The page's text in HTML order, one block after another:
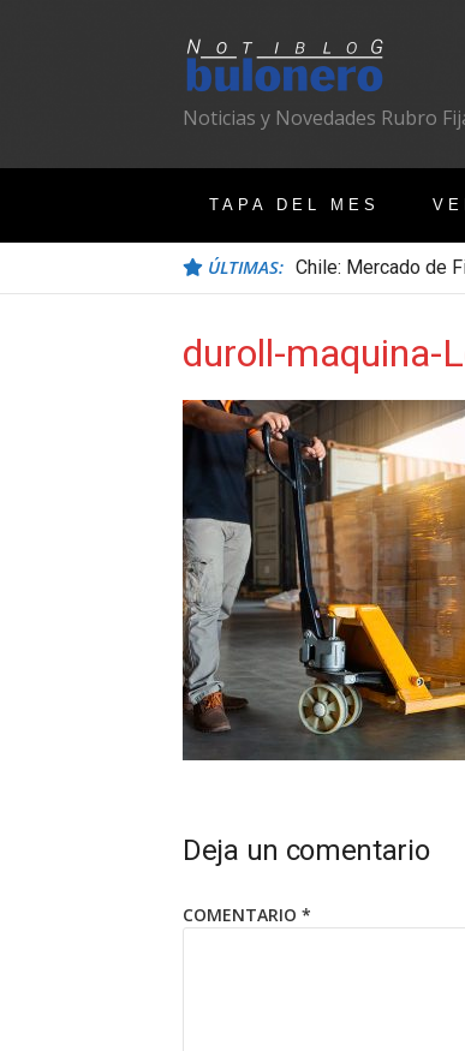
Noticias y Novedades Rubro
TAPA DEL MES
ÚLTIMAS: Chile: Mercado de
duroll-maquina-
Deja un comentario
COMENTARIO *